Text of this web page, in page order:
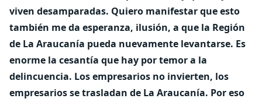
viven desamparadas. Quiero manifestar que esto
también me da esperanza, ilusión, a que la Región
de La Araucanía pueda nuevamente levantarse. Es
enorme la cesantía que hay por temor a la
delincuencia. Los empresarios no invierten, los
empresarios se trasladan de La Araucanía. Por eso